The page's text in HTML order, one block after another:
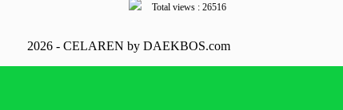
Total views : 26516
2026 - CELAREN by DAEKBOS.com